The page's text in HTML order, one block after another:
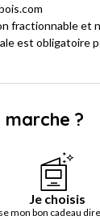
fractionnable et
est obligatoire
?
Je choisis
mon bon cadeau